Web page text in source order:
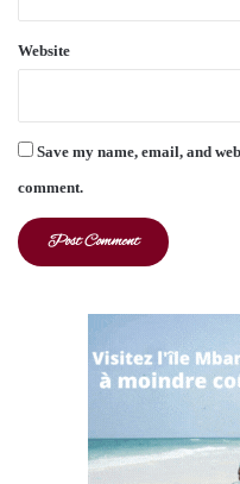
Website
Save my name, email, and
comment.